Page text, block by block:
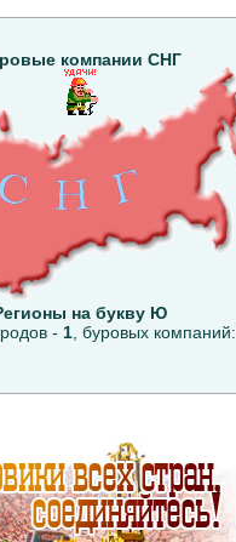
компании СНГ
на букву Ю
- 1, буровых компаний: